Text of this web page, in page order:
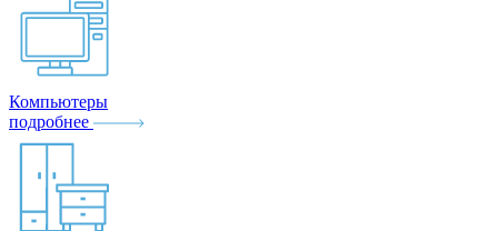
Компьютеры
подробнее